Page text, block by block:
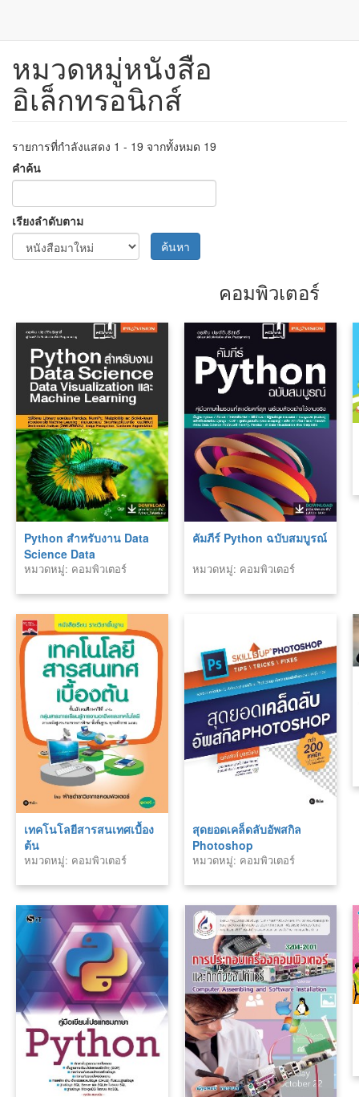
ข้าม
เนื้อหา
หมวดหมู่หนังสือ
อิเล็กทรอนิกส์
รายการที่กำลังแสดง 1 - 19 จากทั้งหมด 19
คำค้น
เรียงลำดับตาม
ค้นหา
คอมพิวเตอร์
Python สำหรับงาน Data
Science Data
Visualization และ
หมวดหมู่: คอมพิวเตอร์
คัมภีร์ Python ฉบับสมบูรณ์
หมวดหมู่: คอมพิวเตอร์
เทคโนโลยีสารสนเทศเบื้อง
ต้น
หมวดหมู่: คอมพิวเตอร์
สุดยอดเคล็ดลับอัพสกิล
Photoshop
หมวดหมู่: คอมพิวเตอร์